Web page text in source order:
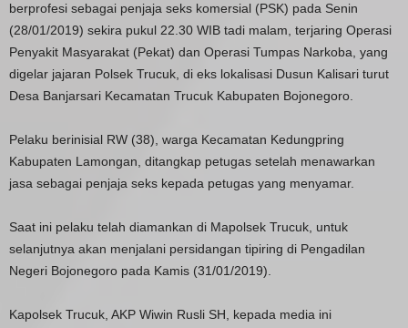
berprofesi sebagai penjaja seks komersial (PSK) pada Senin
(28/01/2019) sekira pukul 22.30 WIB tadi malam, terjaring Operasi
Penyakit Masyarakat (Pekat) dan Operasi Tumpas Narkoba, yang
digelar jajaran Polsek Trucuk, di eks lokalisasi Dusun Kalisari turut
Desa Banjarsari Kecamatan Trucuk Kabupaten Bojonegoro.
Pelaku berinisial RW (38), warga Kecamatan Kedungpring
Kabupaten Lamongan, ditangkap petugas setelah menawarkan
jasa sebagai penjaja seks kepada petugas yang menyamar.
Saat ini pelaku telah diamankan di Mapolsek Trucuk, untuk
selanjutnya akan menjalani persidangan tipiring di Pengadilan
Negeri Bojonegoro pada Kamis (31/01/2019).
Kapolsek Trucuk, AKP Wiwin Rusli SH, kepada media ini